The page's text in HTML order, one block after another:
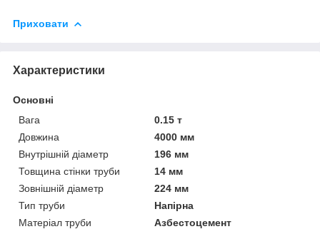
Приховати
Характеристики
Основні
Вага
0.15 т
Довжина
4000 мм
Внутрішній діаметр
196 мм
Товщина стінки труби
14 мм
Зовнішній діаметр
224 мм
Тип труби
Напірна
Матеріал труби
Азбестоцемент